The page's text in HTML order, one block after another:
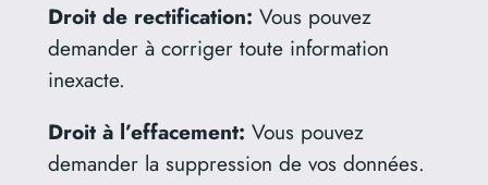
Droit de rectification: Vous pouvez
demander à corriger toute information
inexacte.
Droit à l’effacement: Vous pouvez
demander la suppression de vos données.